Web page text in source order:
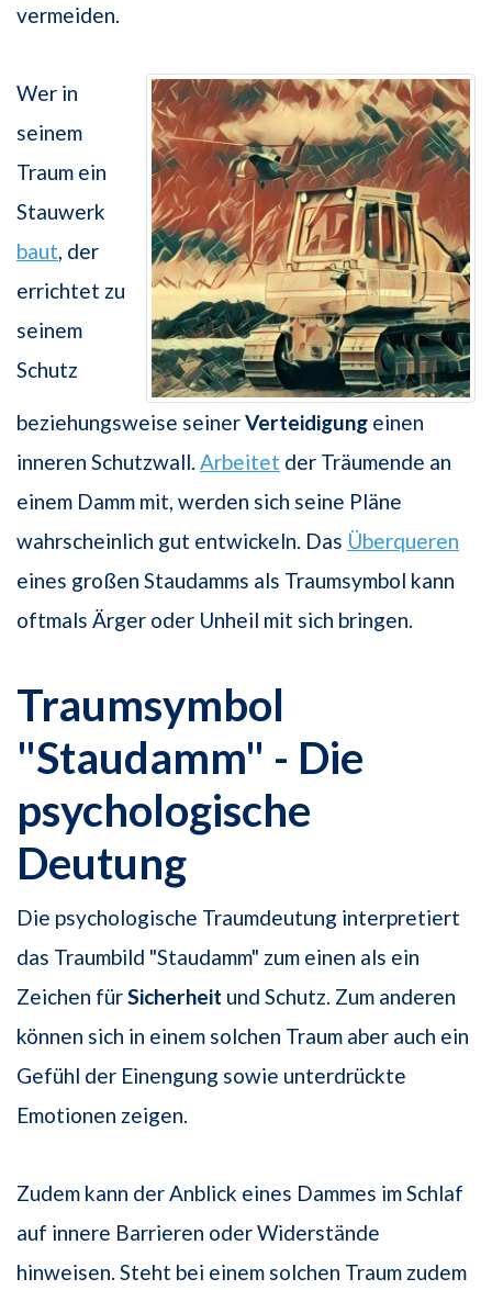
vermeiden.
Wer in
seinem
Traum ein
Stauwerk
baut , der
errichtet zu
seinem
Schutz
beziehungsweise seinerVerteidigung einen
inneren Schutzwall. Arbeitet der Träumende an
einem Damm mit, werden sich seine Pläne
wahrscheinlich gut entwickeln. Das Überqueren
eines großen Staudamms als Traumsymbol kann
oftmals Ärger oder Unheil mit sich bringen.
Traumsymbol
"Staudamm" - Die
psychologische
Deutung
Die psychologische Traumdeutung interpretiert
das Traumbild "Staudamm" zum einen als ein
Zeichen für Sicherheit und Schutz. Zum anderen
können sich in einem solchen Traum aber auch ein
Gefühl der Einengung sowie unterdrückte
Emotionen zeigen.
Zudem kann der Anblick eines Dammes im Schlaf
auf innere Barrieren oder Widerstände
hinweisen. Steht bei einem solchen Traum zudem